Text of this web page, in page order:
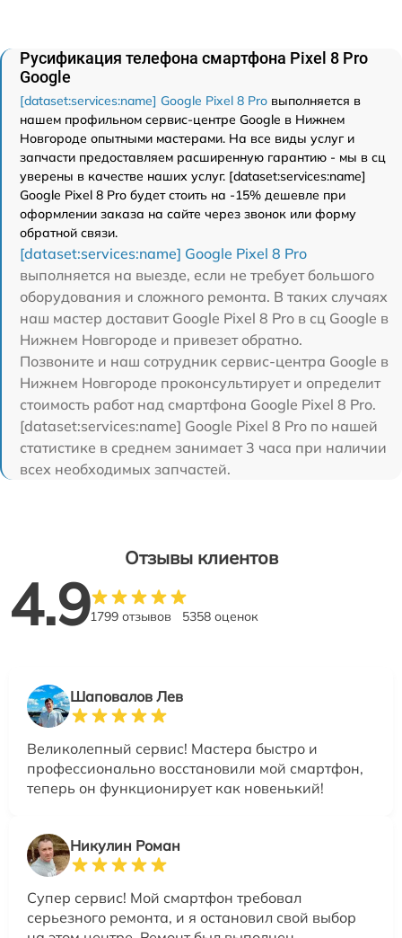
Русификация телефона смартфона Pixel 8 Pro
Google
[dataset:services:name] Google Pixel 8 Pro выполняется в
нашем профильном сервис-центре Google в Нижнем
Новгороде опытными мастерами. На все виды услуг и
запчасти предоставляем расширенную гарантию - мы в сц
уверены в качестве наших услуг. [dataset:services:name]
Google Pixel 8 Pro будет стоить на -15% дешевле при
оформлении заказа на сайте через звонок или форму
обратной связи.
[dataset:services:name] Google Pixel 8 Pro
выполняется на выезде, если не требует большого
оборудования и сложного ремонта. В таких случаях
наш мастер доставит Google Pixel 8 Pro в сц Google в
Нижнем Новгороде и привезет обратно.
Позвоните и наш сотрудник сервис-центра Google в
Нижнем Новгороде проконсультирует и определит
стоимость работ над смартфона Google Pixel 8 Pro.
[dataset:services:name] Google Pixel 8 Pro по нашей
статистике в среднем занимает 3 часа при наличии
всех необходимых запчастей.
Отзывы клиентов
4.91799 отзывов 5358 оценок
Шаповалов Лев
Великолепный сервис! Мастера быстро и
профессионально восстановили мой смартфон,
теперь он функционирует как новенький!
Никулин Роман
Супер сервис! Мой смартфон требовал
серьезного ремонта, и я остановил свой выбор